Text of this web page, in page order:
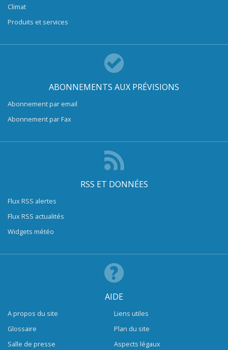
Climat
Produits et services
ABONNEMENTS AUX PRÉVISIONS
Abonnement par email
Abonnement par Fax
RSS ET DONNÉES
Flux RSS alertes
Flux RSS actualités
Widgets météo
AIDE
A propos du site
Glossaire
Salle de presse
Liens utiles
Plan du site
Aspects légaux